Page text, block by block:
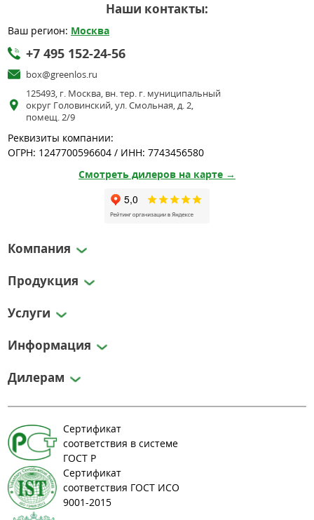
Наши контакты:
Ваш регион: Москва
+7 495 152-24-56
box@greenlos.ru
125493, г. Москва, вн. тер. г. муниципальный
округ Головинский, ул. Смольная, д. 2,
помещ. 2/9
Реквизиты компании:
ОГРН: 1247700596604 / ИНН: 7743456580
Смотреть дилеров на карте →
Компания
Продукция
Услуги
Информация
Дилерам
Сертификат
соответствия в системе
ГОСТ Р
Сертификат
соответствия ГОСТ ИСО
9001-2015